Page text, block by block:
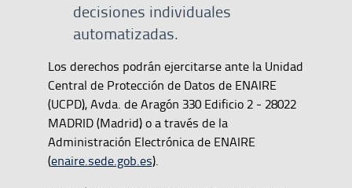
decisiones individuales
automatizadas.
Los derechos podrán ejercitarse ante la Unidad
Central de Protección de Datos de ENAIRE
(UCPD), Avda. de Aragón 330 Edificio 2 - 28022
MADRID (Madrid) o a través de la
Administración Electrónica de ENAIRE
(enaire.sede.gob.es).